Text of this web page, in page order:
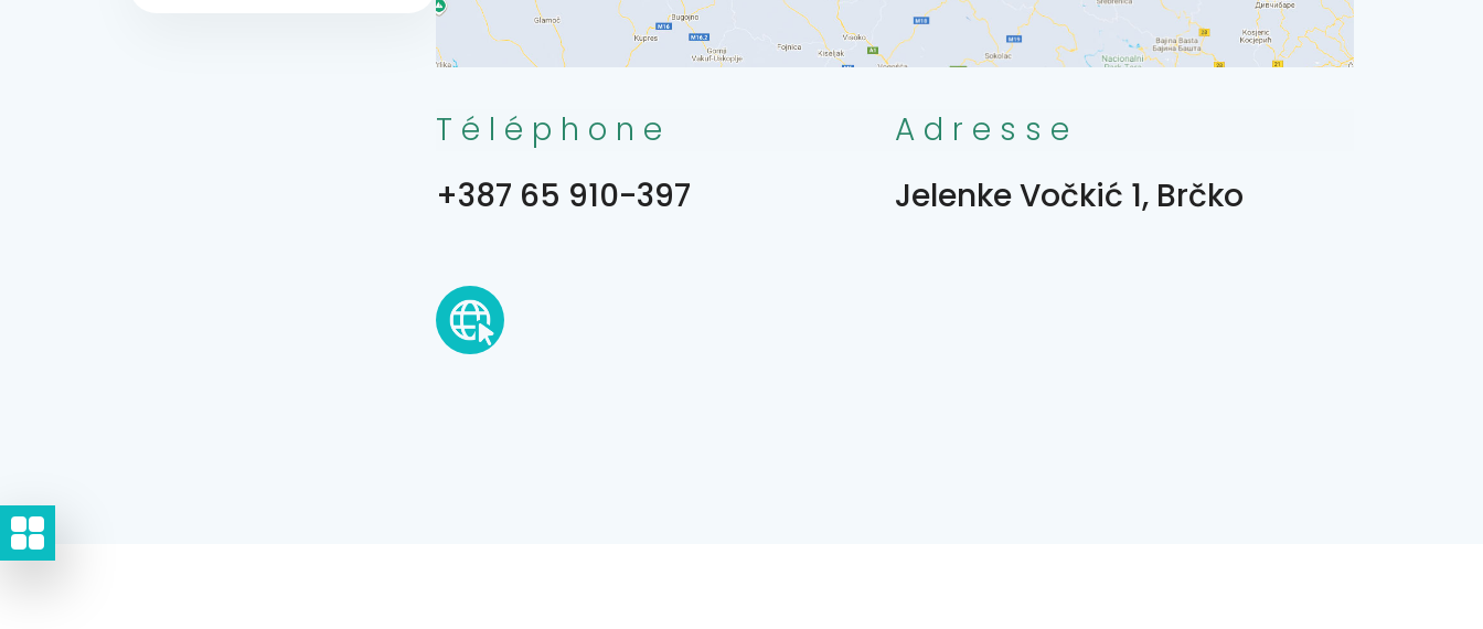
Téléphone
+387 65 910-397
Adresse
Jelenke Vočkić 1, Brčko